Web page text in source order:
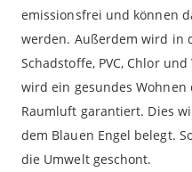
emissionsfrei und können
werden. Außerdem wird in
Schadstoffe, PVC, Chlor
wird ein gesundes
Raumluft garantiert. Dies
dem Blauen Engel belegt.
die Umwelt geschont.